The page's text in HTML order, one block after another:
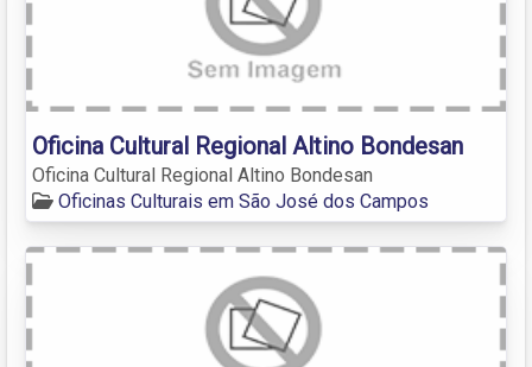
Oficina Cultural Regional Altino Bondesan
Oficina Cultural Regional Altino Bondesan
Oficinas Culturais em São José dos Campos